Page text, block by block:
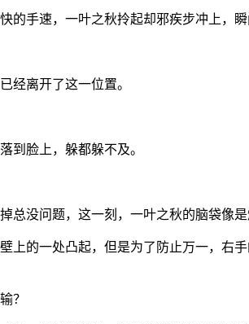
的手速，一叶之秋拎起却邪疾步冲上，瞬
经离开了这一位置。
到脸上，躲都躲不及。
没问题，这一刻，一叶之秋的脑袋像是
上的一处凸起，但是为了防止万一，
？